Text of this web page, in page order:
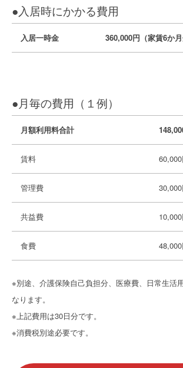
●入居時にかかる費用
入居一時金 360,000円（家賃6か月
●月毎の費用（１例）
月額利用料合計
賃料
管理費
共益費
食費
※別途、介護保険自己負担分、医療費、日常生活
なります。
※上記費用は30日分です。
※消費税別途必要です。